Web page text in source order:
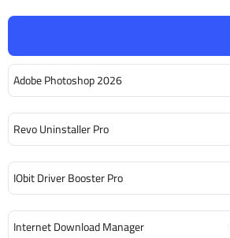
Adobe Photoshop 2026
Revo Uninstaller Pro
IObit Driver Booster Pro
Internet Download Manager